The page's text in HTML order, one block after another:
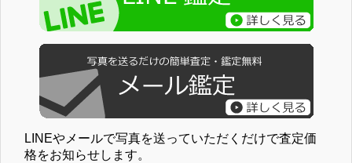
LINEやメールで写真を送っていただくだけで査定価
格をお知らせします。